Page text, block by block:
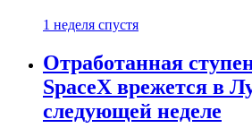
1 неделя спустя
Отработанная
SpaceX врежется в
следующей неделе